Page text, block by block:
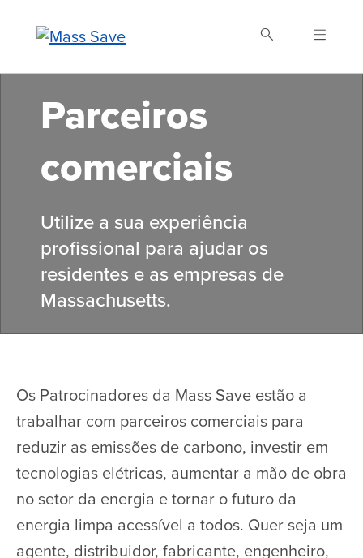
content
Buscar Mass Save
Parceiros
comerciais
Utilize a sua experiência
profissional para ajudar os
residentes e as empresas de
Massachusetts.
Os Patrocinadores da Mass Save estão a
trabalhar com parceiros comerciais para
reduzir as emissões de carbono, investir em
tecnologias elétricas, aumentar a mão de obra
no setor da energia e tornar o futuro da
energia limpa acessível a todos. Quer seja um
agente, distribuidor, fabricante, engenheiro,